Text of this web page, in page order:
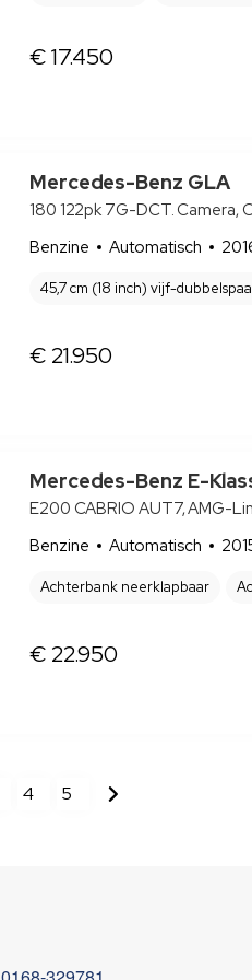
€ 17.450
Mercedes-Benz GLA
180 122pk 7G-DCT. Camera,
Benzine
Automatisch
45,7 cm (18 inch) vijf-
€ 21.950
Mercedes-Benz E-
E200 CABRIO AUT7, AMG-
Benzine
Automatisch
Achterbank neerklapbaar
€ 22.950
4 5